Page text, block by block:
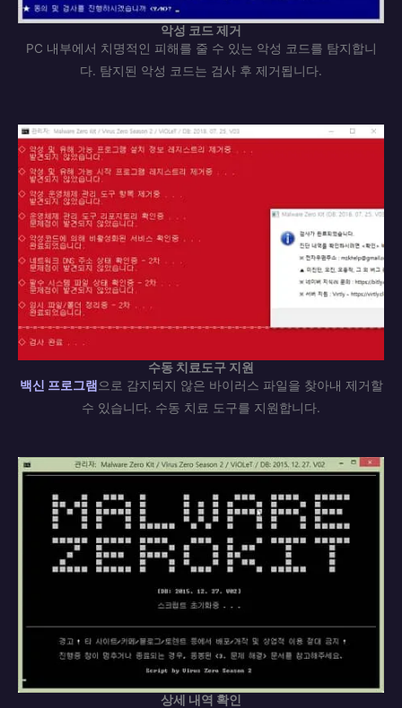
악성 코드 제거
PC 내부에서 치명적인 피해를 줄 수 있는 악성 코드를 탐지합니
다. 탐지된 악성 코드는 검사 후 제거됩니다.
수동 치료도구 지원
백신 프로그램 으로 감지되지 않은 바이러스 파일을 찾아내 제거할
수 있습니다. 수동 치료 도구를 지원합니다.
상세 내역 확인